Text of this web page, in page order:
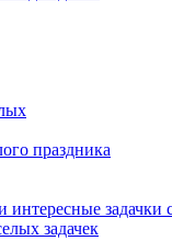
праздника
задачки
задачек